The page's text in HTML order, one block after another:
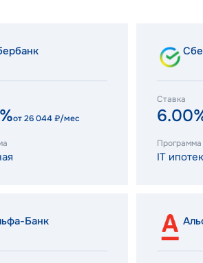
от26 044₽/мес
Ставка
Программа
IT
Банк